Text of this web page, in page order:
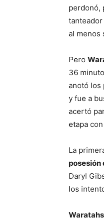
perdonó,
al menos
Pero
36
anotó los
y fue a
acertó
etapa
La
posesión
Daryl
los